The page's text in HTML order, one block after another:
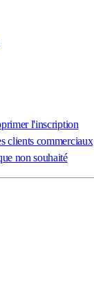
l'inscription
clients commerciaux
non souhaité